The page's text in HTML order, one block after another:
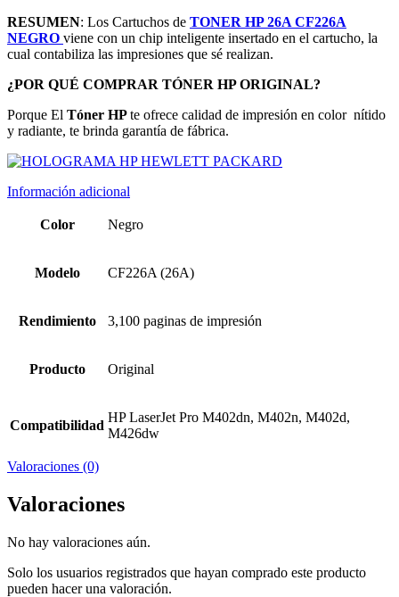
RESUMEN: Los Cartuchos de TONER HP 26A CF226A
NEGRO viene con un chip inteligente insertado en el cartucho, la
cual contabiliza las impresiones que sé realizan.
¿POR QUÉ COMPRAR TÓNER HP ORIGINAL?
Porque El Tóner HPte ofrece calidad de impresión en color nítido
y radiante, te brinda garantía de fábrica.
Información adicional
Color Negro
Modelo CF226A (26A)
Rendimiento 3,100 paginas de impresión
Producto Original
Compatibilidad
HP LaserJet Pro M402dn, M402n, M402d,
M426dw
Valoraciones (0)
Valoraciones
No hay valoraciones aún.
Solo los usuarios registrados que hayan comprado este producto
pueden hacer una valoración.